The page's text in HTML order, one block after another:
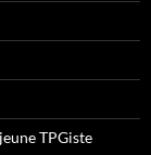
TPGiste